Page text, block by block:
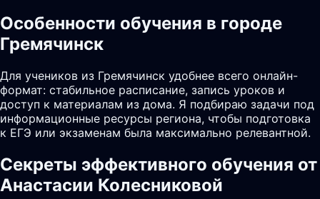
Особенности обучения в городе
Гремячинск
Для учеников из Гремячинск удобнее всего онлайн-
формат: стабильное расписание, запись уроков и
доступ к материалам из дома. Я подбираю задачи под
информационные ресурсы региона, чтобы подготовка
к ЕГЭ или экзаменам была максимально релевантной.
Секреты эффективного обучения от
Анастасии Колесниковой